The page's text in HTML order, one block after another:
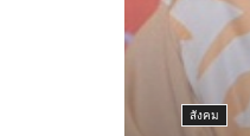
สังคม